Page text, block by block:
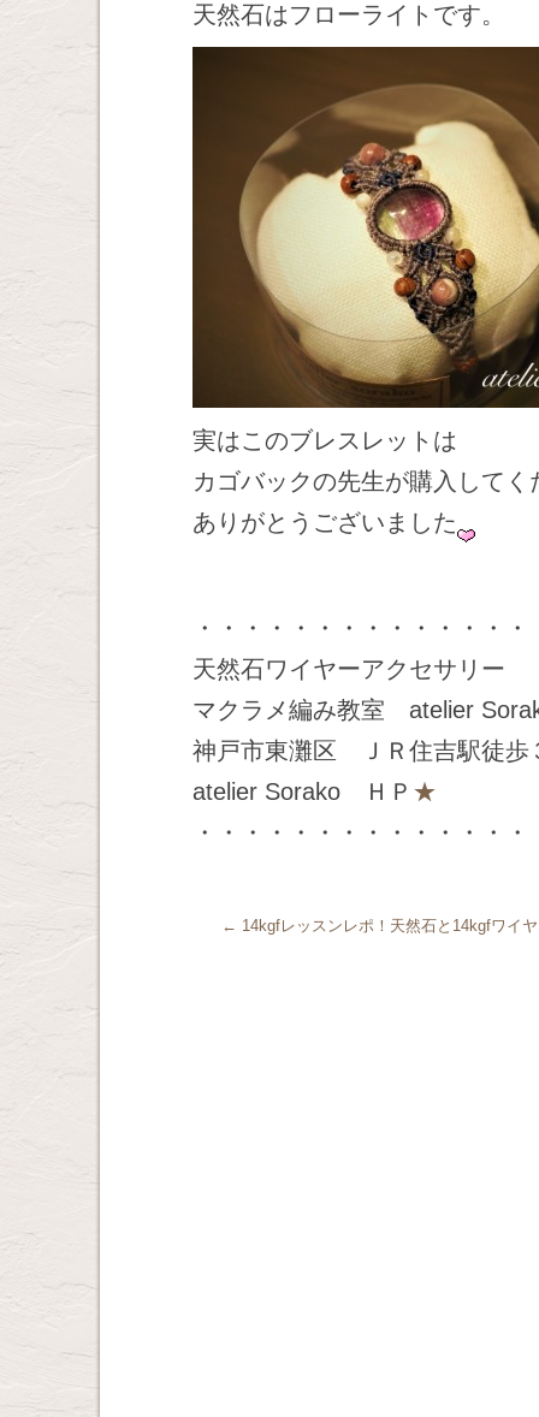
天然石はフローライトです。
実はこのブレスレットは
カゴバックの先生が購入してく
ありがとうございました
・・・・・・・・・・・・・・
天然石ワイヤーアクセサリー
マクラメ編み教室 atelier
神戸市東灘区 ＪＲ住吉駅徒歩
atelier Sorako ＨＰ ★
・・・・・・・・・・・・・・
← 14kgfレッスンレポ！天然石と14kgfワイ